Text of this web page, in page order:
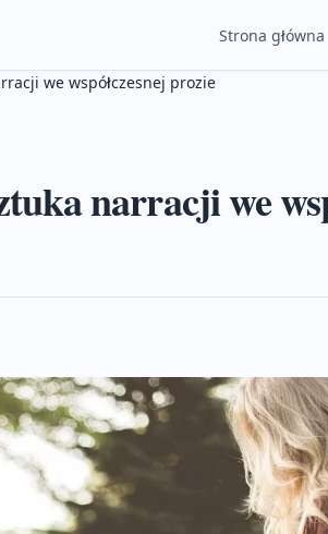
Strona główna
we współczesnej prozie
narracji we